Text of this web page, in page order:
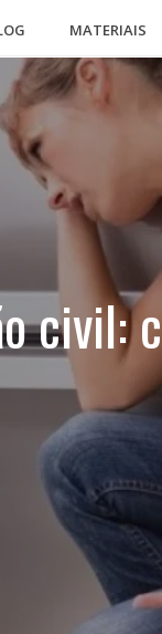
MATERIAIS
civil: